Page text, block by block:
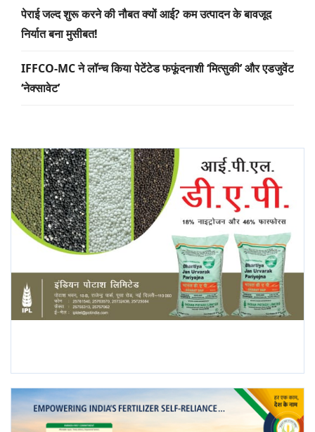
पेराई जल्द शुरू करने की नौबत क्यों आई? कम उत्पादन के बावजूद
निर्यात बना मुसीबत!
IFFCO-MC ने लॉन्च किया पेटेंटेड फफूंदनाशी ‘मित्सुकी’ और एडजुवेंट
‘नेक्सावेट’